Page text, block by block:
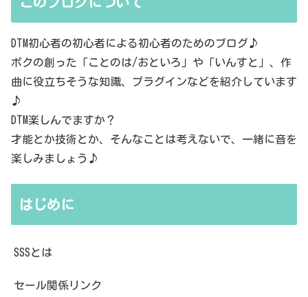
DTM初心者の初心者による初心者のためのブログ♪
ボクの創った「ことのは/おといろ」や「いんすと」、作
曲に役立ちそうな知識、プラグインなどを紹介しています
♪
DTM楽しんでますか？
才能とか技術とか、そんなことは考えないで、一緒に音を
楽しみましょう♪
はじめに
SSSとは
セール関係リンク